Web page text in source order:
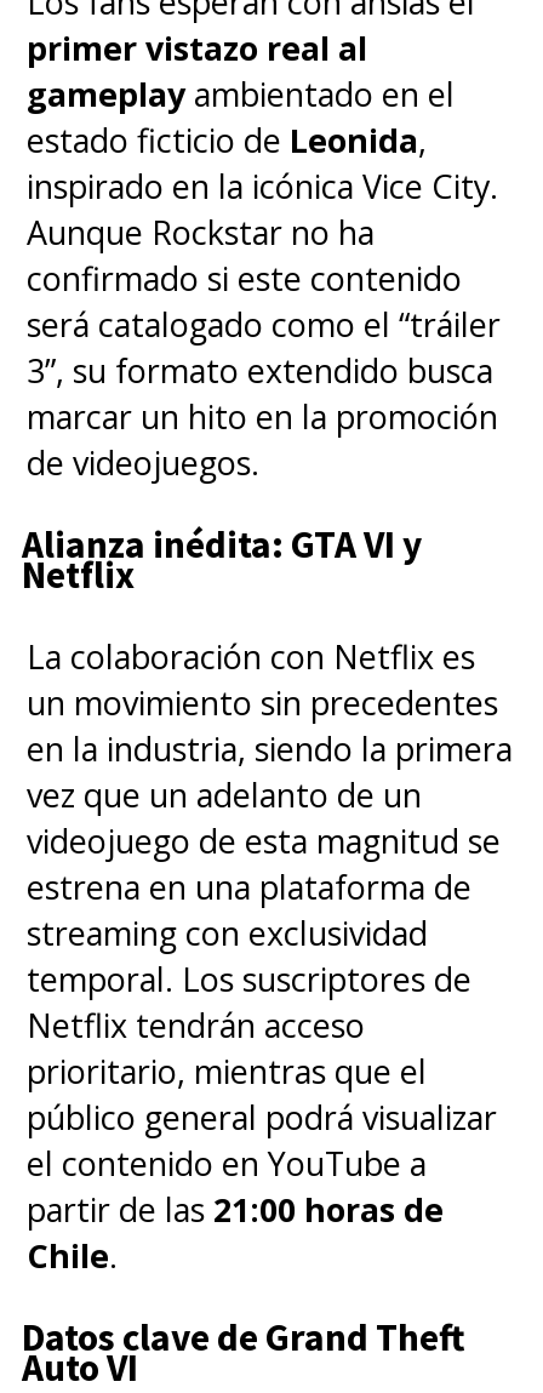
Mientras queJamie Campbell
Bower, quien está bajo el
maquillaje deVecna , prometió
una temporada "más grande"
que la cuarta.
"Aún nos queda bastante por
descubrir", señalaron los
creadores
sobre los últimos
capítulos, dando cuenta que
"ahora tenemos muchos
personajes, la mayoría de los
cuales siguen vivos, y es
importante cerrar esos
arcos. Muchos de estos
personajes han crecido desde la
primera temporada, así que es
un acto de equilibrio entre
darles tiempo para completar
sus arcos y también atar los
cabos sueltos y hacer nuestras
revelaciones finales".
Mientras que el actorDavid
Harbour , que da vida a Hopper,
aseguró que
terminará la serie. "Sé hacia
dónde nos dirigimos y es muy,
primer vistazo real al
gameplayambientado en el
estado ficticio de Leonida,
inspirado en la icónica Vice City.
Aunque Rockstar no ha
confirmado si este contenido
será catalogado como el “tráiler
3”, su formato extendido busca
marcar un hito en la promoción
de videojuegos.
Alianza inédita: GTA VI y
Netflix
La colaboración con Netflix es
un movimiento sin precedentes
en la industria, siendo la primera
vez que un adelanto de un
videojuego de esta magnitud se
estrena en una plataforma de
streaming con exclusividad
temporal. Los suscriptores de
Netflix tendrán acceso
prioritario, mientras que el
público general podrá visualizar
el contenido en YouTube a
partir de las 21:00 horas de
Chile.
Datos clave de Grand Theft
Auto VI